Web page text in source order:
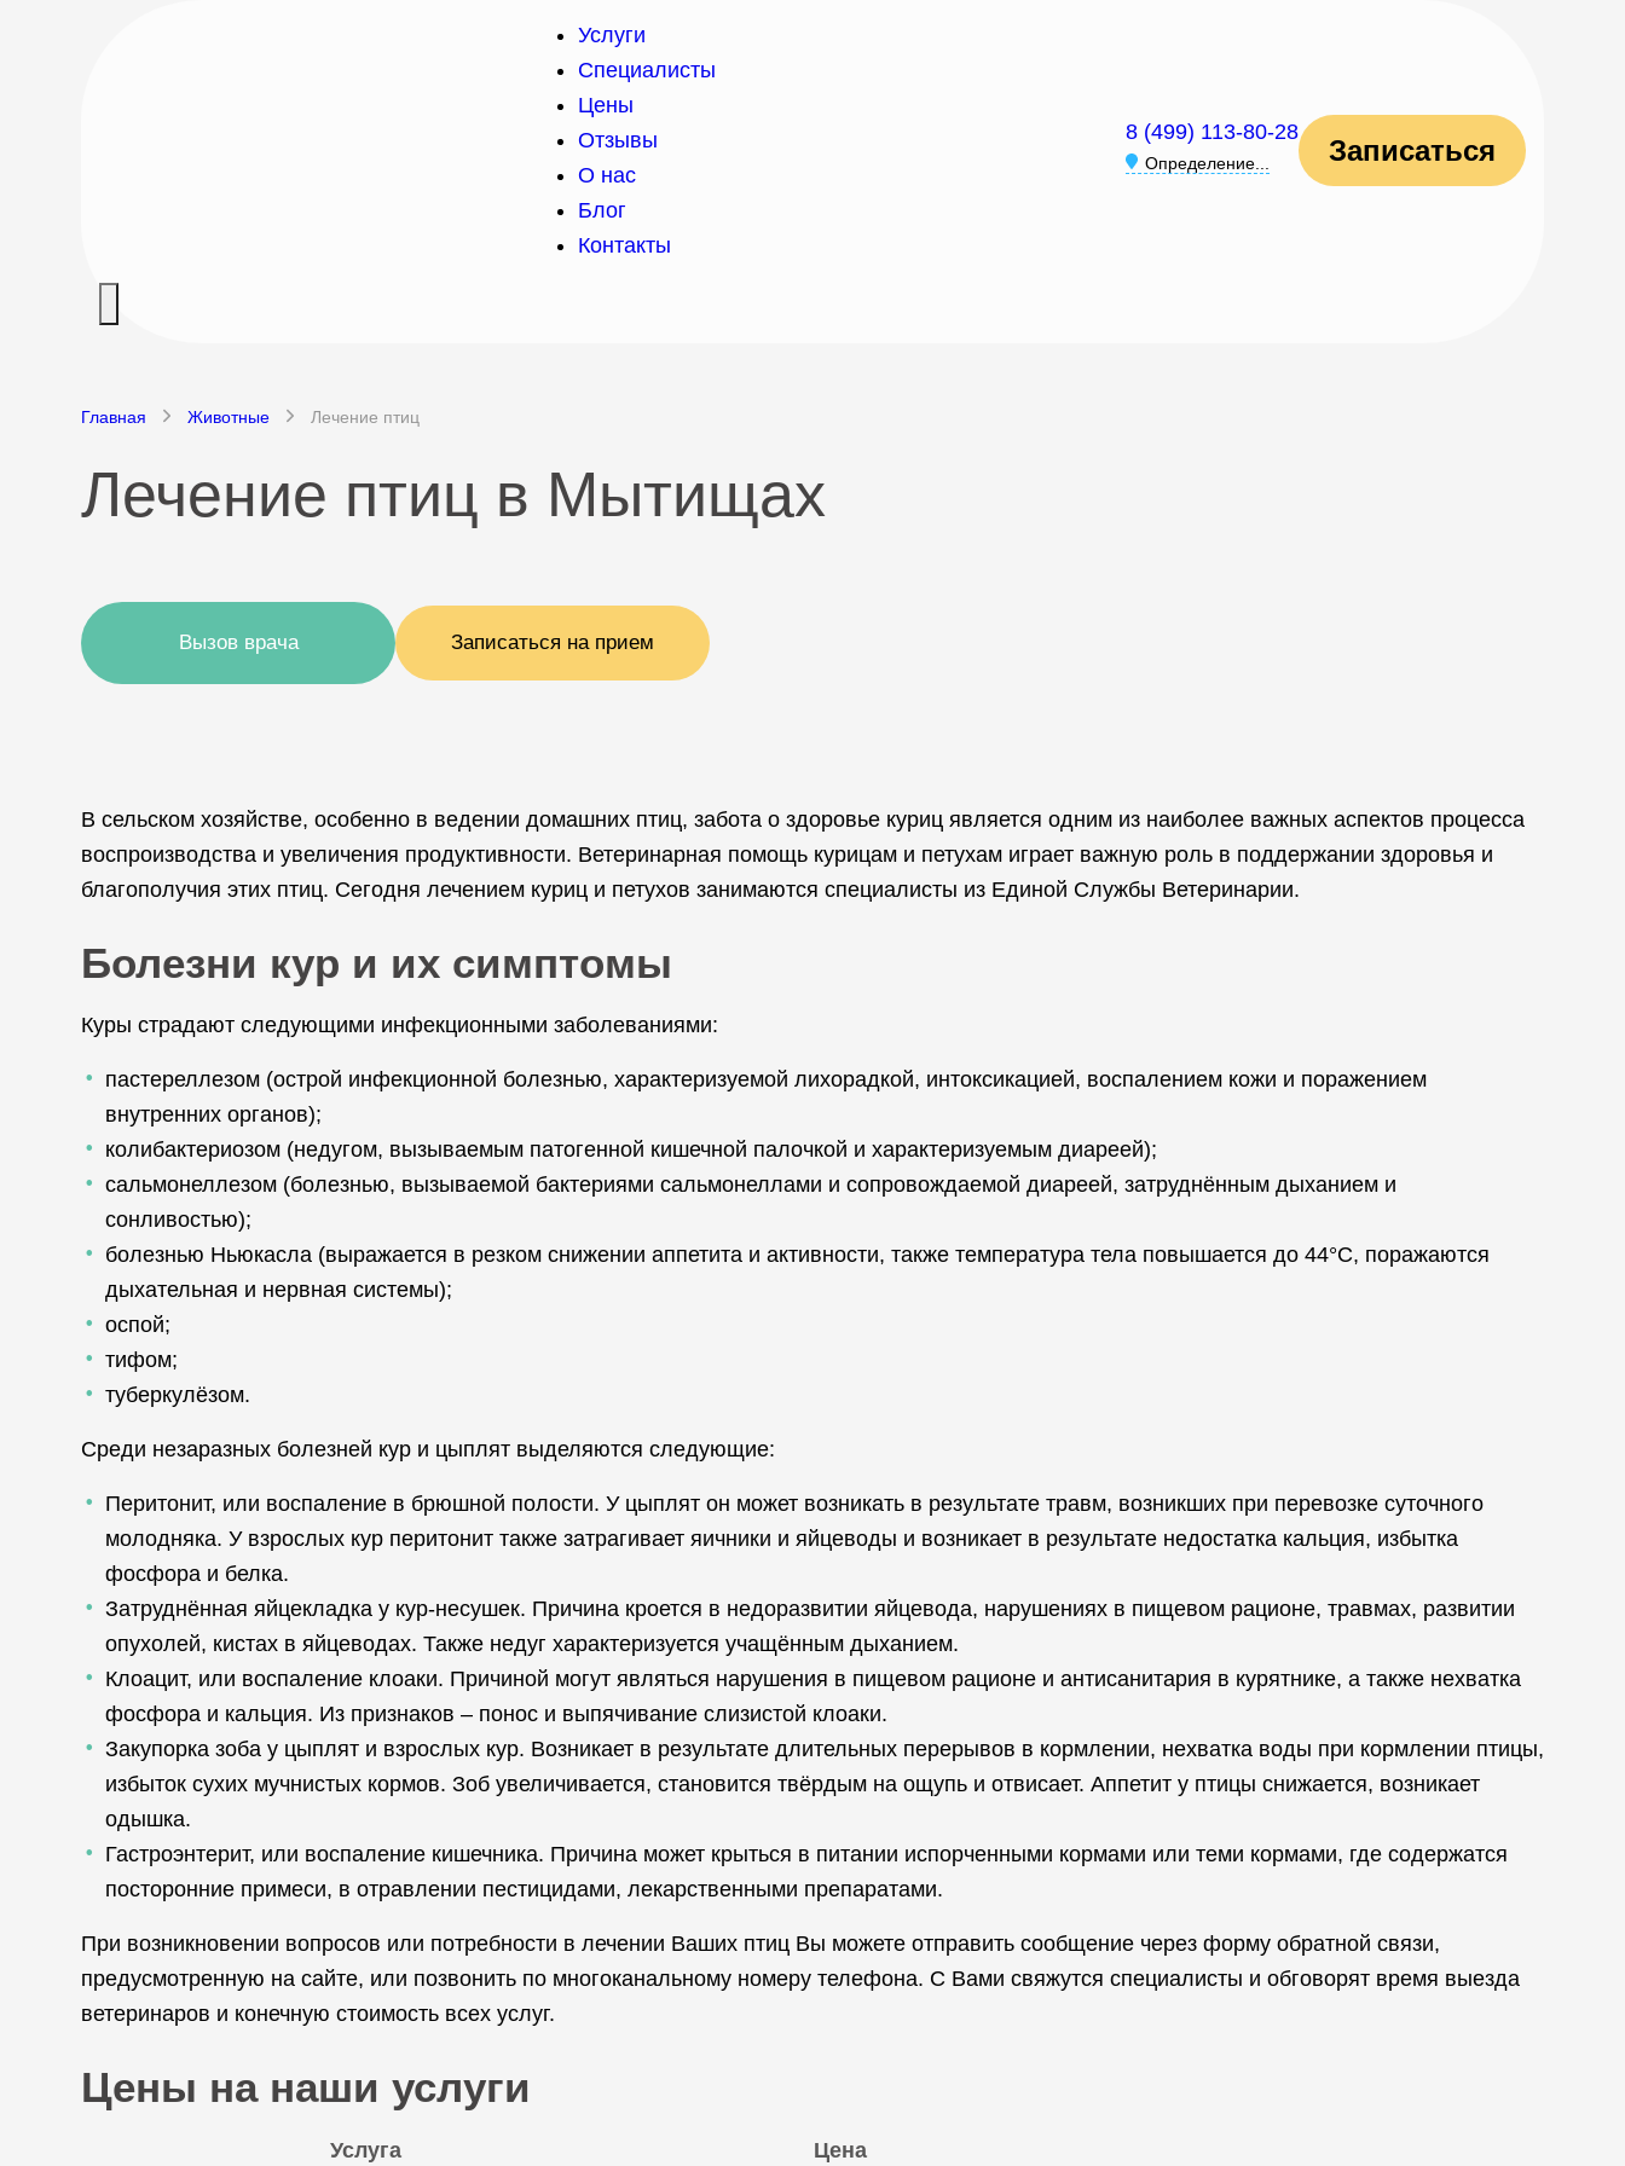
Услуги
Специалисты
Цены
Отзывы
О нас
Блог
Контакты
8 (499) 113-80-28
Определение... Записаться
Главная Животные Лечение птиц
Лечение птиц в Мытищах
Вызов врача Записаться на прием
В сельском хозяйстве, особенно в ведении домашних птиц, забота о здоровье куриц является одним из наиболее важных аспектов процесса
воспроизводства и увеличения продуктивности. Ветеринарная помощь курицам и петухам играет важную роль в поддержании здоровья и
благополучия этих птиц. Сегодня лечением куриц и петухов занимаются специалисты из Единой Службы Ветеринарии.
Болезни кур и их симптомы
Куры страдают следующими инфекционными заболеваниями:
пастереллезом (острой инфекционной болезнью, характеризуемой лихорадкой, интоксикацией, воспалением кожи и поражением
внутренних органов);
колибактериозом (недугом, вызываемым патогенной кишечной палочкой и характеризуемым диареей);
сальмонеллезом (болезнью, вызываемой бактериями сальмонеллами и сопровождаемой диареей, затруднённым дыханием и
сонливостью);
болезнью Ньюкасла (выражается в резком снижении аппетита и активности, также температура тела повышается до 44°C, поражаются
дыхательная и нервная системы);
оспой;
тифом;
туберкулёзом.
Среди незаразных болезней кур и цыплят выделяются следующие:
Перитонит, или воспаление в брюшной полости. У цыплят он может возникать в результате травм, возникших при перевозке суточного
молодняка. У взрослых кур перитонит также затрагивает яичники и яйцеводы и возникает в результате недостатка кальция, избытка
фосфора и белка.
Затруднённая яйцекладка у кур-несушек. Причина кроется в недоразвитии яйцевода, нарушениях в пищевом рационе, травмах, развитии
опухолей, кистах в яйцеводах. Также недуг характеризуется учащённым дыханием.
Клоацит, или воспаление клоаки. Причиной могут являться нарушения в пищевом рационе и антисанитария в курятнике, а также нехватка
фосфора и кальция. Из признаков – понос и выпячивание слизистой клоаки.
Закупорка зоба у цыплят и взрослых кур. Возникает в результате длительных перерывов в кормлении, нехватка воды при кормлении птицы,
избыток сухих мучнистых кормов. Зоб увеличивается, становится твёрдым на ощупь и отвисает. Аппетит у птицы снижается, возникает
одышка.
Гастроэнтерит, или воспаление кишечника. Причина может крыться в питании испорченными кормами или теми кормами, где содержатся
посторонние примеси, в отравлении пестицидами, лекарственными препаратами.
При возникновении вопросов или потребности в лечении Ваших птиц Вы можете отправить сообщение через форму обратной связи,
предусмотренную на сайте, или позвонить по многоканальному номеру телефона. С Вами свяжутся специалисты и обговорят время выезда
ветеринаров и конечную стоимость всех услуг.
Цены на наши услуги
Услуга
Цена